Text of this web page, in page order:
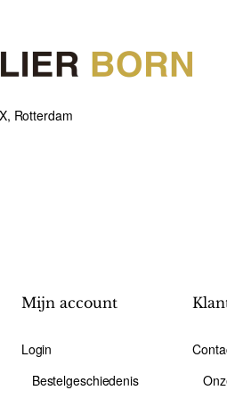
Rotterdam
Mijn account
Login
Bestelgeschiedenis